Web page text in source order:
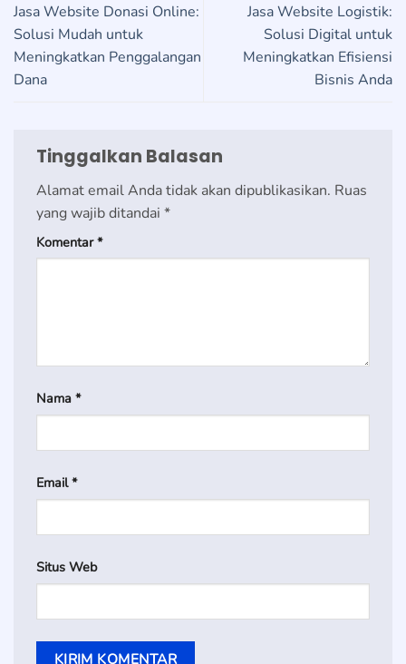
Jasa Website Donasi Online:
Solusi Mudah untuk
Meningkatkan Penggalangan
Dana
Jasa Website Logistik:
Solusi Digital untuk
Meningkatkan Efisiensi
Bisnis Anda
Tinggalkan Balasan
Alamat email Anda tidak akan dipublikasikan. Ruas
yang wajib ditandai *
Komentar*
Nama *
Email*
Situs Web